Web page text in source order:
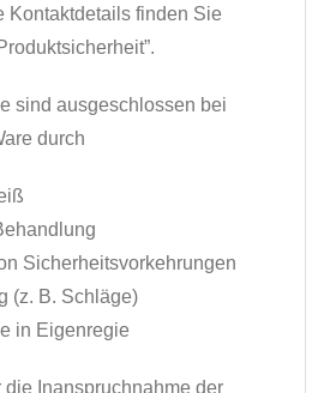
Kontaktdetails finden Sie
sind ausgeschlossen bei
durch
Sicherheitsvorkehrungen
(z. B. Schläge)
in Eigenregie
die Inanspruchnahme der